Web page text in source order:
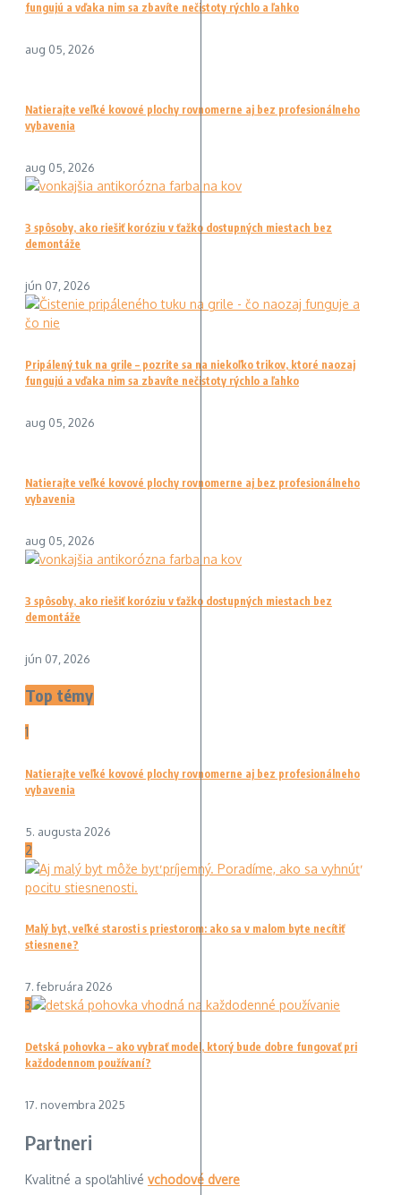
fungujú a vďaka nim sa zbavíte nečistoty rýchlo a ľahko
aug 05, 2026
Natierajte veľké kovové plochy rovnomerne aj bez profesionálneho
vybavenia
aug 05, 2026
3 spôsoby, ako riešiť koróziu v ťažko dostupných miestach bez
demontáže
jún 07, 2026
Pripálený tuk na grile – pozrite sa na niekoľko trikov, ktoré naozaj
fungujú a vďaka nim sa zbavíte nečistoty rýchlo a ľahko
aug 05, 2026
Natierajte veľké kovové plochy rovnomerne aj bez profesionálneho
vybavenia
aug 05, 2026
3 spôsoby, ako riešiť koróziu v ťažko dostupných miestach bez
demontáže
jún 07, 2026
Top témy
1
Natierajte veľké kovové plochy rovnomerne aj bez profesionálneho
vybavenia
5. augusta 2026
2
Malý byt, veľké starosti s priestorom: ako sa v malom byte necítiť
stiesnene?
7. februára 2026
3
Detská pohovka – ako vybrať model, ktorý bude dobre fungovať pri
každodennom používaní?
17. novembra 2025
Partneri
Kvalitné a spoľahlivé vchodové dvere